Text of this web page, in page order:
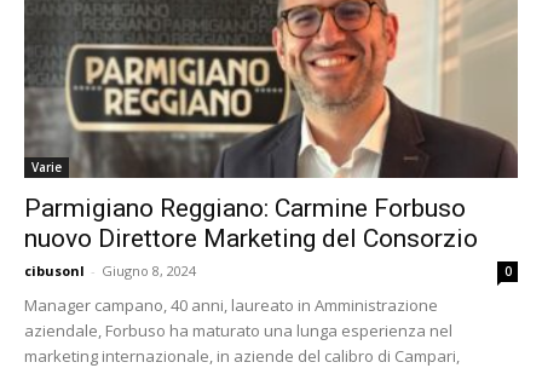
Varie
Parmigiano Reggiano: Carmine Forbuso
nuovo Direttore Marketing del Consorzio
cibusonl - Giugno 8, 2024 0
Manager campano, 40 anni, laureato in Amministrazione
aziendale, Forbuso ha maturato una lunga esperienza nel
marketing internazionale, in aziende del calibro di Campari,